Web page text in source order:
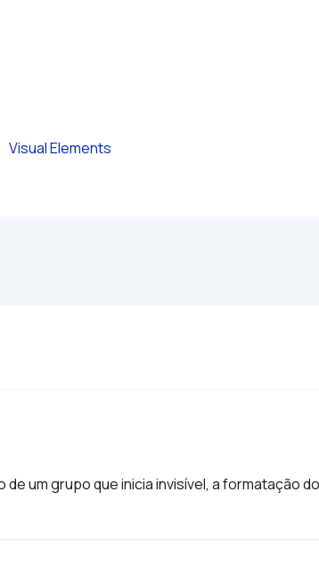
Visual Elements
um grupo que inicia invisível, a formatação